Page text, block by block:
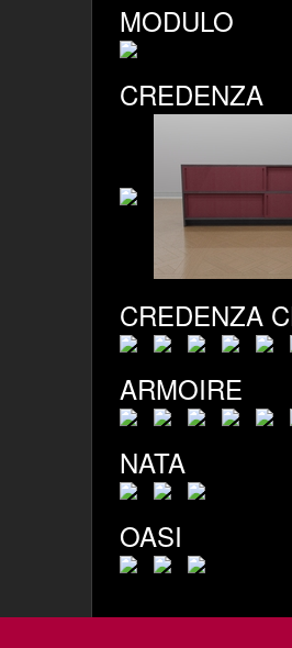
MODULO
CREDENZA
CREDENZA
ARMOIRE
NATA
OASI